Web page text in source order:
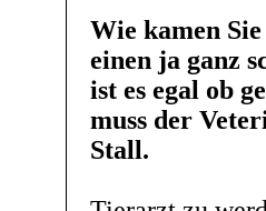
Wie kamen
einen ja ganz
ist es egal ob
muss der
Stall.